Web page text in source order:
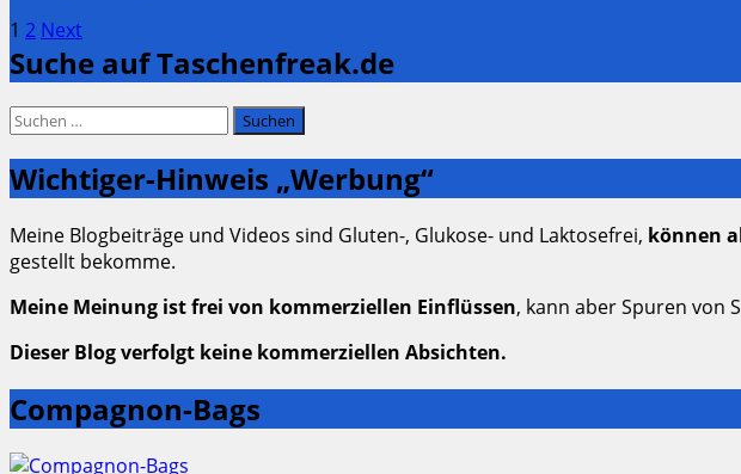
Seitennummerierung
der
Beiträge
Page
1 Page
2 Next
Suche auf Taschenfreak.de
Suchen
Wichtiger-Hinweis „Werbung“
Meine Blogbeiträge und Videos sind Gluten-, Glukose- und Laktosefrei, können
gestellt bekomme.
Meine Meinung ist frei von kommerziellen Einflüssen, kann aber Spuren von
Dieser Blog verfolgt keine kommerziellen Absichten.
Compagnon-Bags